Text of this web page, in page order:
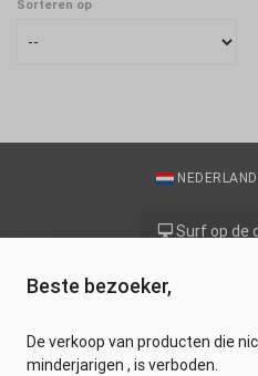
Sorteren op
Surf op de
Beste bezoeker,
De verkoop van producten die
minderjarigen , is verboden.